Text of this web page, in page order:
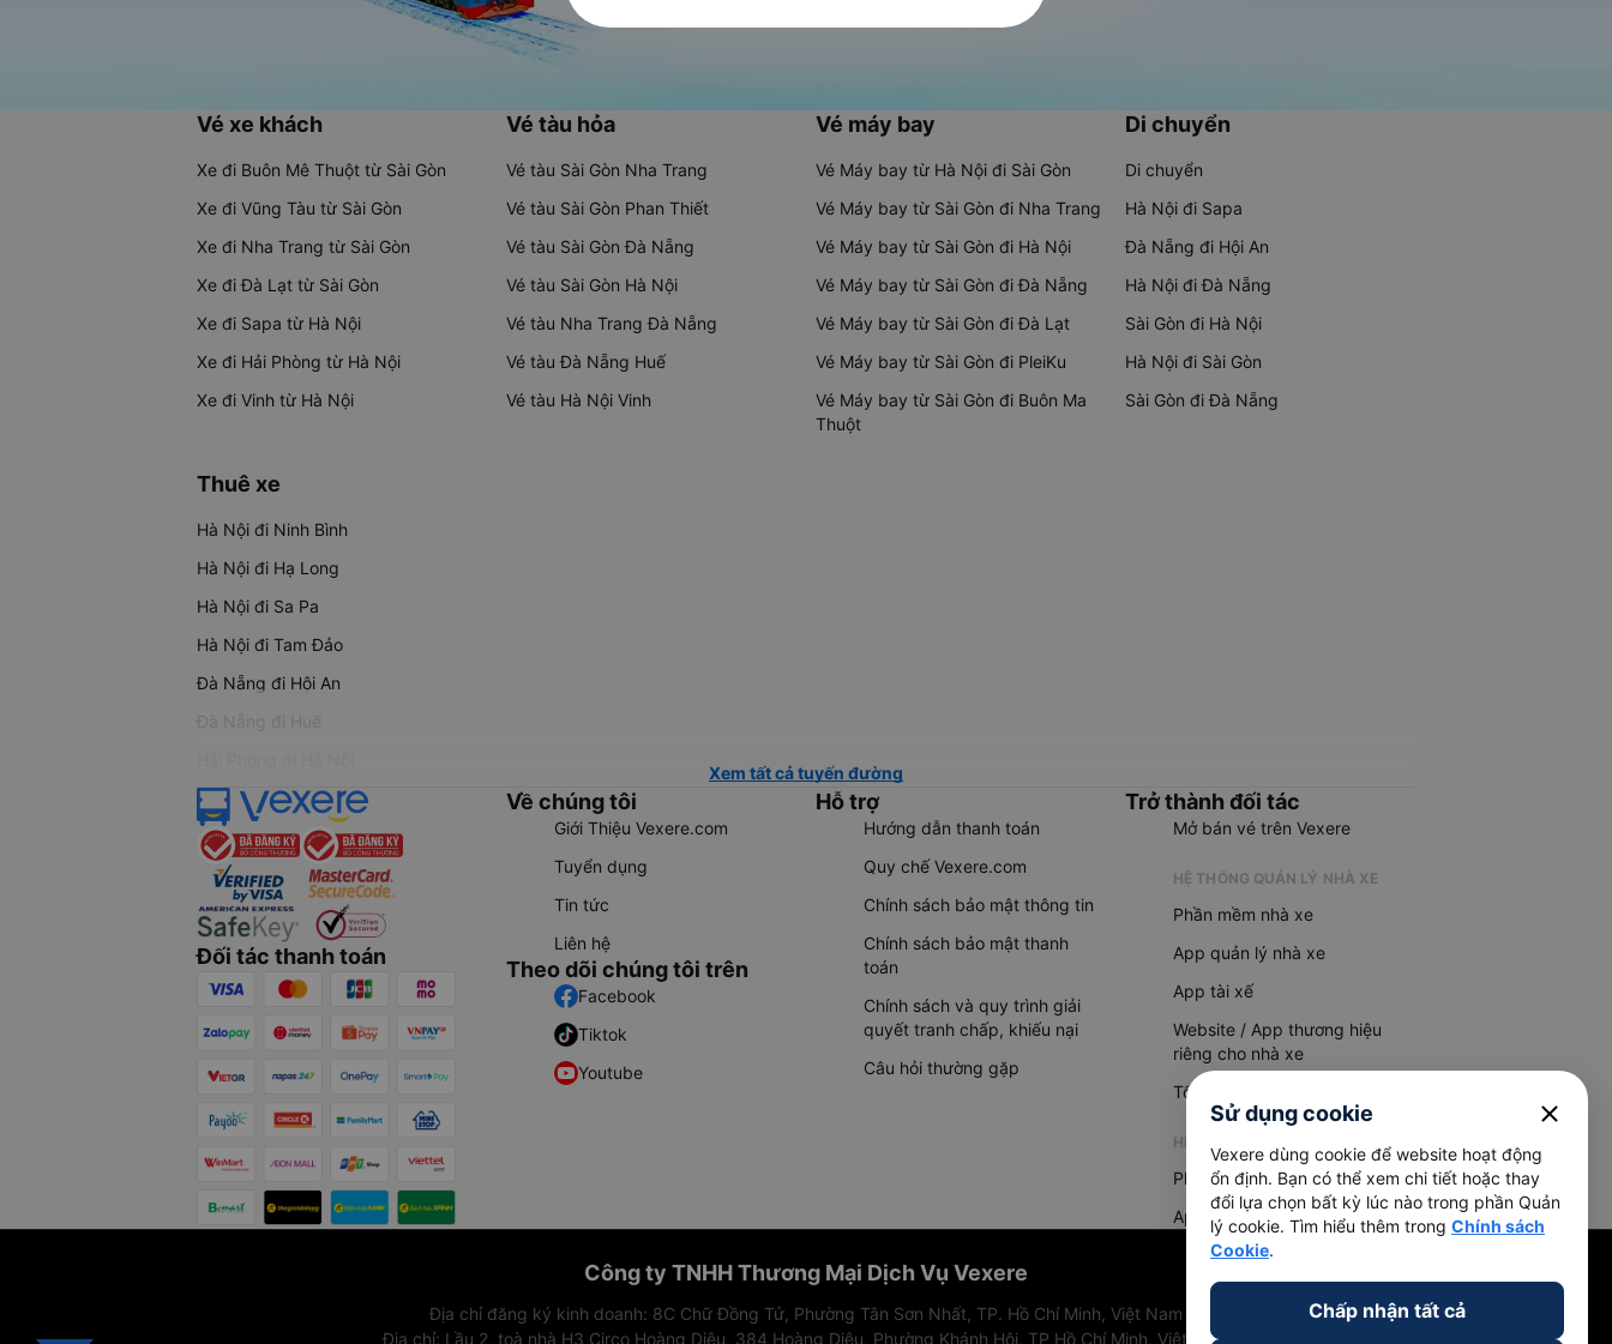
Vé xe khách
Xe đi Buôn Mê Thuột từ Sài Gòn
Xe đi Vũng Tàu từ Sài Gòn
Xe đi Nha Trang từ Sài Gòn
Xe đi Đà Lạt từ Sài Gòn
Xe đi Sapa từ Hà Nội
Xe đi Hải Phòng từ Hà Nội
Xe đi Vinh từ Hà Nội
Vé tàu hỏa
Vé tàu Sài Gòn Nha Trang
Vé tàu Sài Gòn Phan Thiết
Vé tàu Sài Gòn Đà Nẵng
Vé tàu Sài Gòn Hà Nội
Vé tàu Nha Trang Đà Nẵng
Vé tàu Đà Nẵng Huế
Vé tàu Hà Nội Vinh
Vé máy bay
Vé Máy bay từ Hà Nội đi Sài Gòn
Vé Máy bay từ Sài Gòn đi Nha Trang
Vé Máy bay từ Sài Gòn đi Hà Nội
Vé Máy bay từ Sài Gòn đi Đà Nẵng
Vé Máy bay từ Sài Gòn đi Đà Lạt
Vé Máy bay từ Sài Gòn đi PleiKu
Vé Máy bay từ Sài Gòn đi Buôn Ma
Thuột
Di chuyển
Di chuyển
Hà Nội đi Sapa
Đà Nẵng đi Hội An
Hà Nội đi Đà Nẵng
Sài Gòn đi Hà Nội
Hà Nội đi Sài Gòn
Sài Gòn đi Đà Nẵng
Thuê xe
Hà Nội đi Ninh Bình
Hà Nội đi Hạ Long
Hà Nội đi Sa Pa
Hà Nội đi Tam Đảo
Đà Nẵng đi Hội An
Đà Nẵng đi Huế
Xem tất cả tuyến đường
Đối tác thanh toán
Về chúng tôi
Giới Thiệu Vexere.com
Tuyển dụng
Tin tức
Liên hệ
Theo dõi chúng tôi trên
Facebook
Tiktok
Youtube
Hỗ trợ
Hướng dẫn thanh toán
Quy chế Vexere.com
Chính sách bảo mật thông tin
Chính sách bảo mật thanh
toán
Chính sách và quy trình giải
quyết tranh chấp, khiếu nại
Câu hỏi thường gặp
Trở thành đối tác
Mở bán vé trên Vexere
HỆ THỐNG QUẢN LÝ NHÀ XE
Phần mềm nhà xe
App quản lý nhà xe
App tài xế
Website / App thương hiệu
riêng cho nhà xe
Tổng đài AI
HỆ THỐNG QUẢN LÝ HÀNG HOÁ
Phần mềm quản lý hàng hoá
App quản lý hàng hoá
Công ty TNHH Thương Mại Dịch Vụ Vexere
Địa chỉ đăng ký kinh doanh: 8C Chữ Đồng Tử, Phường Tân Sơn Nhất, TP. Hồ Chí Minh, Việt Nam
Địa chỉ: Lầu 2, toà nhà H3 Circo Hoàng Diệu, 384 Hoàng Diệu, Phường Khánh Hội, TP Hồ Chí Minh, Việt Nam
Sử dụng cookie close
Vexere dùng cookie để website hoạt động
ổn định. Bạn có thể xem chi tiết hoặc thay
đổi lựa chọn bất kỳ lúc nào trong phần Quản
lý cookie. Tìm hiểu thêm trong Chính sách
Cookie.
Chấp nhận tất cả